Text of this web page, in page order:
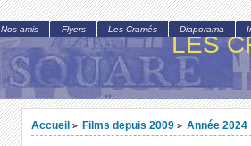
LES
Accueil > Films depuis 2009 > Année 2024
Nos amis Flyers Les Cramés Diaporama